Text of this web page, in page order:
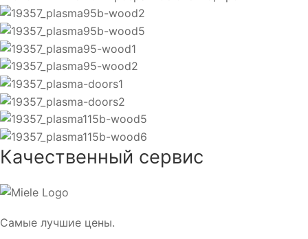
Качественный сервис
Самые лучшие цены.